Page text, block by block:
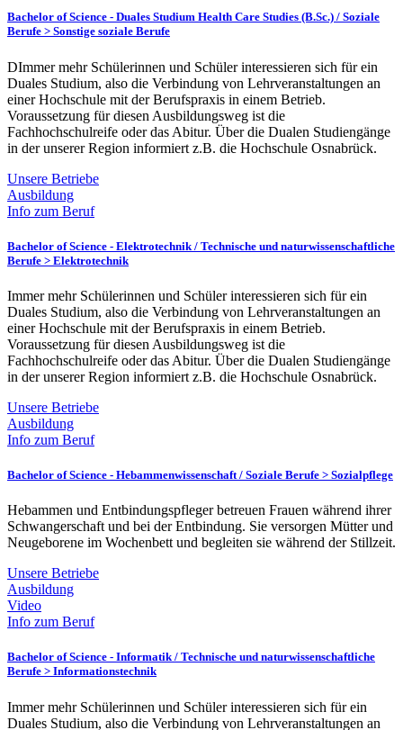
Bachelor of Science - Duales Studium Health Care Studies (B.Sc.) / Soziale
Berufe > Sonstige soziale Berufe
DImmer mehr Schülerinnen und Schüler interessieren sich für ein
Duales Studium, also die Verbindung von Lehrveranstaltungen an
einer Hochschule mit der Berufspraxis in einem Betrieb.
Voraussetzung für diesen Ausbildungsweg ist die
Fachhochschulreife oder das Abitur. Über die Dualen Studiengänge
in der unserer Region informiert z.B. die Hochschule Osnabrück.
Unsere Betriebe
Ausbildung
Info zum Beruf
Bachelor of Science - Elektrotechnik / Technische und naturwissenschaftliche
Berufe > Elektrotechnik
Immer mehr Schülerinnen und Schüler interessieren sich für ein
Duales Studium, also die Verbindung von Lehrveranstaltungen an
einer Hochschule mit der Berufspraxis in einem Betrieb.
Voraussetzung für diesen Ausbildungsweg ist die
Fachhochschulreife oder das Abitur. Über die Dualen Studiengänge
in der unserer Region informiert z.B. die Hochschule Osnabrück.
Unsere Betriebe
Ausbildung
Info zum Beruf
Bachelor of Science - Hebammenwissenschaft / Soziale Berufe > Sozialpflege
Hebammen und Entbindungspfleger betreuen Frauen während ihrer
Schwangerschaft und bei der Entbindung. Sie versorgen Mütter und
Neugeborene im Wochenbett und begleiten sie während der Stillzeit.
Unsere Betriebe
Ausbildung
Video
Info zum Beruf
Bachelor of Science - Informatik / Technische und naturwissenschaftliche
Berufe > Informationstechnik
Immer mehr Schülerinnen und Schüler interessieren sich für ein
Duales Studium, also die Verbindung von Lehrveranstaltungen an